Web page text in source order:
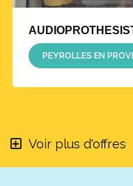
PEYROLLES EN
Voir plus d'offres